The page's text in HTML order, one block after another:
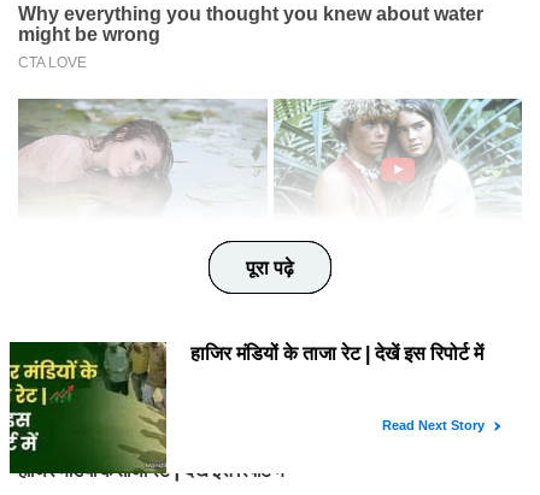
पूरा पढ़े
पूरा पढ़े
पूरा पढ़े
पूरा पढ़े
पूरा पढ़े
Wed,5 Aug 2026
हाजिर मंडियों के ताजा रेट | देखें इस रिपोर्ट में